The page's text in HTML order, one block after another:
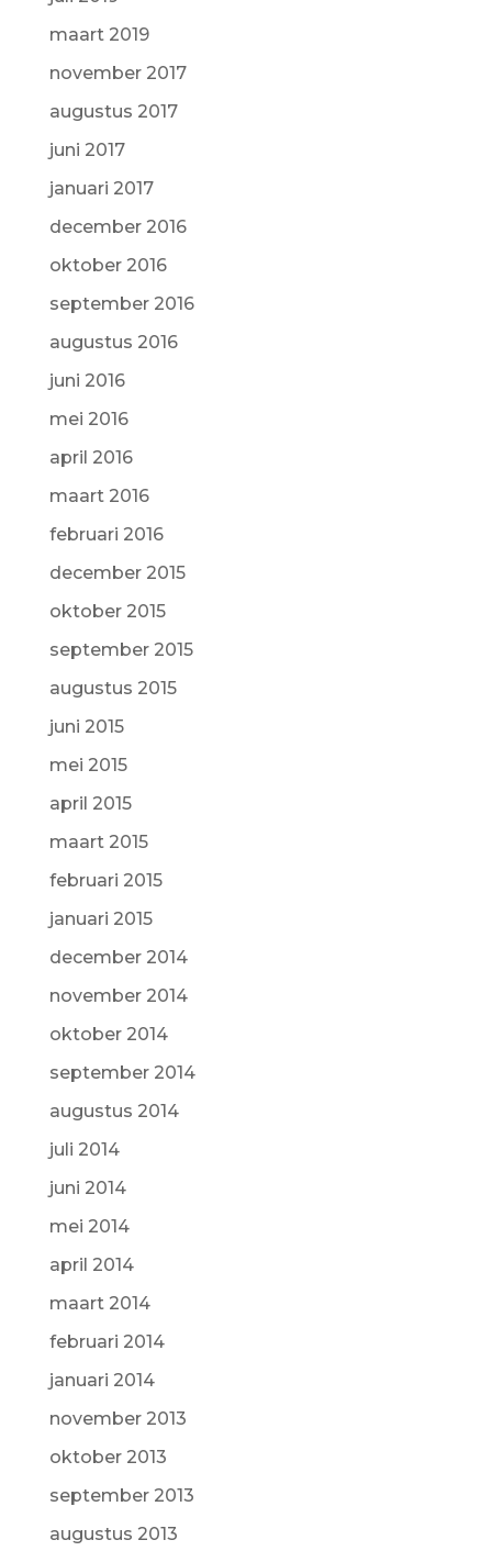
maart 2019
november 2017
augustus 2017
juni 2017
januari 2017
december 2016
oktober 2016
september 2016
augustus 2016
juni 2016
mei 2016
april 2016
maart 2016
februari 2016
december 2015
oktober 2015
september 2015
augustus 2015
juni 2015
mei 2015
april 2015
maart 2015
februari 2015
januari 2015
december 2014
november 2014
oktober 2014
september 2014
augustus 2014
juli 2014
juni 2014
mei 2014
april 2014
maart 2014
februari 2014
januari 2014
november 2013
oktober 2013
september 2013
augustus 2013